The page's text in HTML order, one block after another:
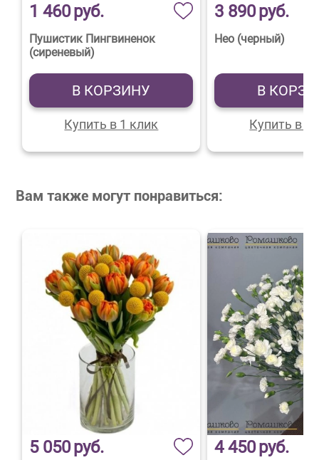
1 460руб.
Пушистик Пингвиненок
(сиреневый)
В КОРЗИНУ
Купить в 1 клик
3 890руб.
Нео (черный)
В
Купить в 1
Вам также могут понравиться:
5 050руб. 4 450руб.